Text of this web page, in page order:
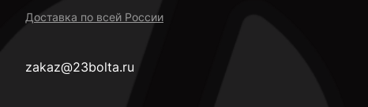
Доставка по всей России
zakaz@23bolta.ru